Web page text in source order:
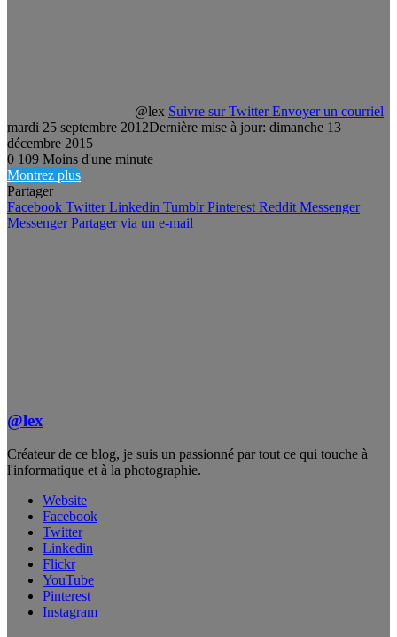
@lex Suivre sur Twitter Envoyer un courriel
mardi 25 septembre 2012Dernière mise à jour: dimanche 13
décembre 2015
0 109 Moins d'une minute
Montrez plus
Partager
Facebook Twitter Linkedin Tumblr Pinterest Reddit Messenger
Messenger Partager via un e-mail
@lex
Créateur de ce blog, je suis un passionné par tout ce qui touche à
l'informatique et à la photographie.
Website
Facebook
Twitter
Linkedin
Flickr
YouTube
Pinterest
Instagram